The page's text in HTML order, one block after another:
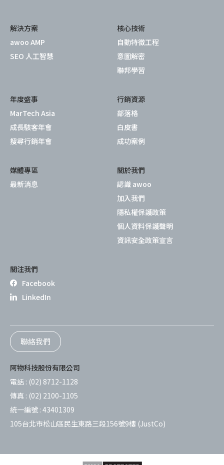
解決方案
awoo AMP
SEO 人工智慧
核心技術
自動特徵工程
意圖解密
聯邦學習
年度盛事
MarTech Asia
成長駭客年會
搜尋行銷年會
行銷資源
部落格
白皮書
成功案例
媒體專區
最新消息
關於我們
認識 awoo
加入我們
隱私權保護政策
個人資料保護聲明
資訊安全政策宣言
關注我們
Facebook
LinkedIn
聯絡我們
阿物科技股份有限公司
電話 : (02) 8712-1128
傳真 : (02) 2100-1105
統一編號 : 43401309
105台北市松山區民生東路三段156號9樓 (JustCo)